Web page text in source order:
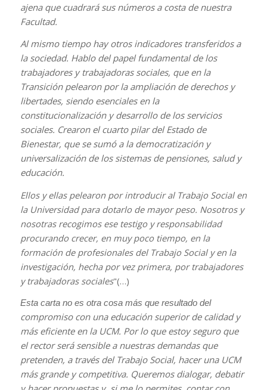
ajena que cuadrará sus números a costa de nuestra
Facultad.
Al mismo tiempo hay otros indicadores transferidos a
la sociedad. Hablo del papel fundamental de los
trabajadores y trabajadoras sociales, que en la
Transición pelearon por la ampliación de derechos y
libertades, siendo esenciales en la
constitucionalización y desarrollo de los servicios
sociales. Crearon el cuarto pilar del Estado de
Bienestar, que se sumó a la democratización y
universalización de los sistemas de pensiones, salud y
educación.
Ellos y ellas pelearon por introducir al Trabajo Social en
la Universidad para dotarlo de mayor peso. Nosotros y
nosotras recogimos ese testigo y responsabilidad
procurando crecer, en muy poco tiempo, en la
formación de profesionales del Trabajo Social y en la
investigación, hecha por vez primera, por trabajadores
y trabajadoras sociales"(…)
Esta carta no es otra cosa más que resultado del
compromiso con una educación superior de calidad y
más eficiente en la UCM. Por lo que estoy seguro que
el rector será sensible a nuestras demandas que
pretenden, a través del Trabajo Social, hacer una UCM
más grande y competitiva. Queremos dialogar, debatir